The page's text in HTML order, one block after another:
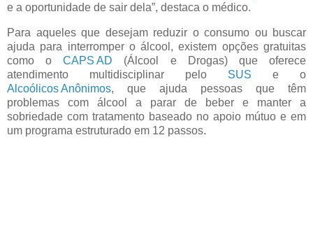
e a oportunidade de sair dela”, destaca o médico.
Para aqueles que desejam reduzir o consumo ou buscar
ajuda para interromper o álcool, existem opções gratuitas
como oCAPS AD (Álcool e Drogas) que oferece
atendimento multidisciplinar pelo SUS e o
Alcoólicos Anônimos, que ajuda pessoas que têm
problemas com álcool a parar de beber e manter a
sobriedade com tratamento baseado no apoio mútuo e em
um programa estruturado em 12 passos.